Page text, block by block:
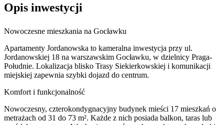
Opis inwestycji
Nowoczesne mieszkania na Gocławku
Apartamenty Jordanowska to kameralna inwestycja przy ul.
Jordanowskiej 18 na warszawskim Gocławku, w dzielnicy Praga-
Południe. Lokalizacja blisko Trasy Siekierkowskiej i komunikacji
miejskiej zapewnia szybki dojazd do centrum.
Komfort i funkcjonalność
Nowoczesny, czterokondygnacyjny budynek mieści 17 mieszkań o
metrażach od 31 do 73 m². Każde z nich posiada balkon, taras lub